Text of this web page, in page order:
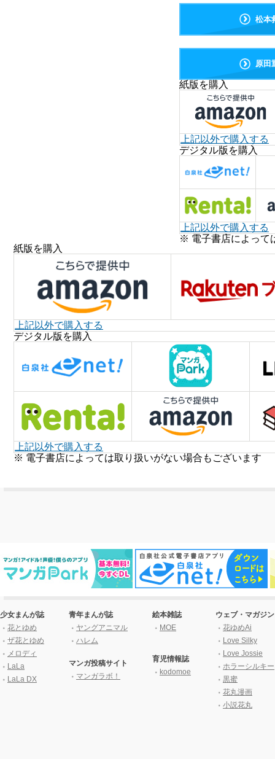
松本
原田
紙版を購入
上記以外で購入する
デジタル版を購入
上記以外で購入する
※ 電子書店によって
紙版を購入
上記以外で購入する
デジタル版を購入
上記以外で購入する
※ 電子書店によっては取り扱いがない場合もございます
少女まんが誌
花とゆめ
ザ花とゆめ
メロディ
LaLa
LaLa DX
青年まんが誌
ヤングアニマル
ハレム
マンガ投稿サイト
マンガラボ！
絵本雑誌
MOE
育児情報誌
kodomoe
ウェブ・マガジン
花ゆめAi
Love Silky
Love Jossie
ホラーシルキー
黒蜜
花丸漫画
小説花丸